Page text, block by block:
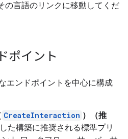
の言語のリンクに移動してくだ
ポイント
エンドポイントを中心に構成
CreateInteraction ）（推
た構築に推奨される標準プリ